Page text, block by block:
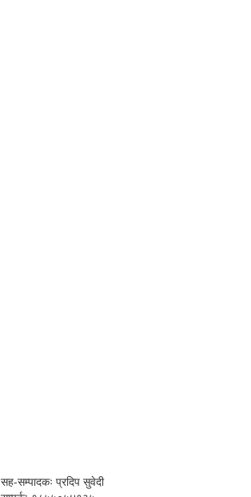
सह-सम्पादकः प्रदिप सुवेदी